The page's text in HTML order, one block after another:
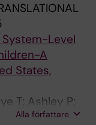
Level
A
States,
T; Ashley P;
C
Alla författare